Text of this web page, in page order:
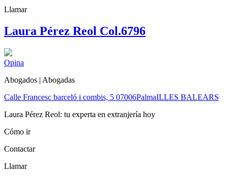
Llamar
Laura Pérez Reol Col.6796
Opina
Abogados | Abogadas
Calle Francesc barceló i combis, 5 07006PalmaILLES BALEARS
Laura Pérez Reol: tu experta en extranjería hoy
Cómo ir
Contactar
Llamar